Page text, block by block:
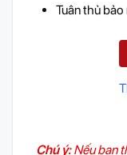
Tuân thủ
Chú ý:Nếu bạn